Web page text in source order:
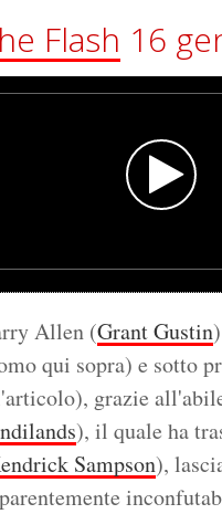
Flash 16
Allen (Grant Gustin
qui sopra) e sotto
grazie
), il quale ha
Sampson),